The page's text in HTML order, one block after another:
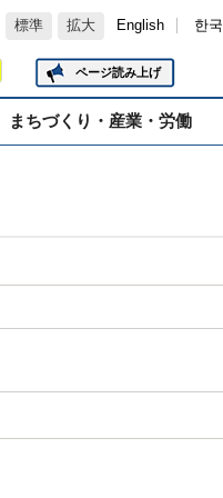
標準 拡大 English 한
ページ読み上げ
まちづくり・産業・労働